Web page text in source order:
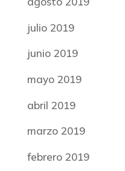
julio 2019
junio 2019
mayo 2019
abril 2019
marzo 2019
febrero 2019